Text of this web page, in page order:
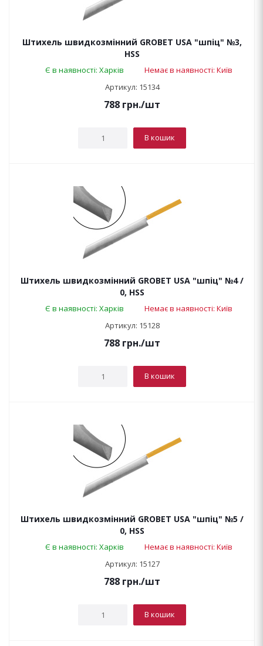
Штихель швидкозмінний GROBET USA "шпіц" №3,
HSS
Є в наявності: Харків
Немає в наявності: Київ
Артикул: 15134
788 грн./шт
В кошик
Штихель швидкозмінний GROBET USA "шпіц" №4 /
0, HSS
Є в наявності: Харків
Немає в наявності: Київ
Артикул: 15128
788 грн./шт
В кошик
Штихель швидкозмінний GROBET USA "шпіц" №5 /
0, HSS
Є в наявності: Харків
Немає в наявності: Київ
Артикул: 15127
788 грн./шт
В кошик